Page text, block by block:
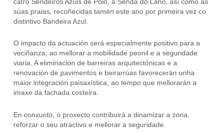
súas praias, recoñecidas tamén este ano por primeira vez co
distintivo Bandeira Azul.
O impacto da actuación será especialmente positivo para a
veciñanza, ao mellorar a mobilidade peonil e a seguridade
viaria. A eliminación de barreiras arquitectónicas e a
renovación de pavimentos e beirarrúas favorecerán unha
maior integración paisaxística, ao tempo que mellorarán a
imaxe da fachada costeira.
En conxunto, o proxecto contribuirá a dinamizar a zona,
reforzar o seu atractivo e mellorar a seguridade.